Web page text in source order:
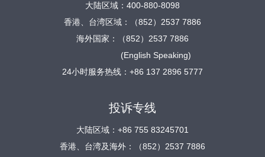
大陆区域：400-880-8098
香港、台湾区域：（852）2537 7886
海外国家：（852）2537 7886
(English Speaking)
24小时服务热线：+86 137 2896 5777
投诉专线
大陆区域：+86 755 83245701
香港、台湾及海外：（852）2537 7886